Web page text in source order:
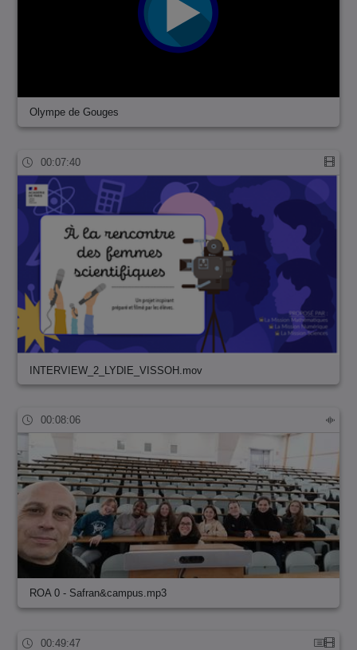
Olympe de Gouges
00:07:40
INTERVIEW_2_LYDIE_VISSOH.mov
00:08:06
ROA 0 - Safran&campus.mp3
00:49:47